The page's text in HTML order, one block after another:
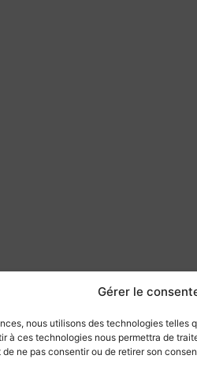
Gérer le
nous utilisons des technologies
à ces technologies nous permettra de
de ne pas consentir ou de retirer son